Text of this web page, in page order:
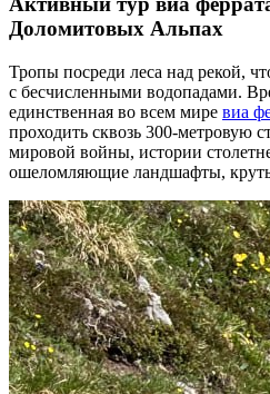
Доломитовых Альпах
Тропы посреди леса над рекой,
с бесчисленными водопадами.
единственная во всем мире виа
проходить сквозь 300-метровую
мировой войны, истории
ошеломляющие ландшафты,